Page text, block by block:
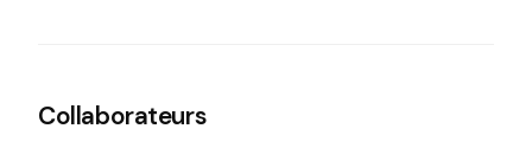
Collaborateurs